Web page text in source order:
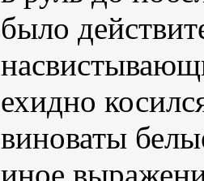
было
ехидно
виноваты